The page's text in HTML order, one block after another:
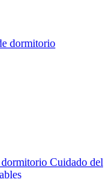
dormitorio
dormitorio Cuidado del